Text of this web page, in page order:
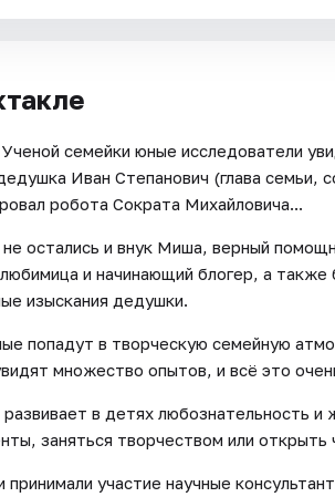
Ученой семейки юные исследователи
Иван Степанович (глава семьи,
робота Сократа Михайловича...
остались и внук Миша, верный
и начинающий блогер, а
изыскания дедушки.
попадут в творческую семейную
множество опытов, и всё это
развивает в детях любознательность
заняться творчеством или открыть
принимали участие научные